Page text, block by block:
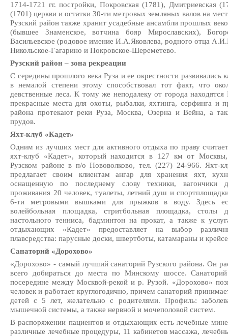
1714-1721 гг. постройки, Покровская (1781), Дмитриевская
(1701) церкви и остатки 30-ти метровых земляных валов на
Рузский район также хранит усадебные ансамбли прошлых
(бывшее Знаменское, вотчина бояр Мирославских),
Васильевское (родовое имение И.А.Яковлева, родного отца
Никольское-Гагарино и Покровское-Шереметево.
Рузский район – зона рекреации
С середины прошлого века Руза и ее окрестности развивались
в немалой степени этому способствовал тот факт, что
девственные леса. К тому же неподалеку от города
прекрасные места для охоты, рыбалки, яхтинга, серфинга и
района протекают реки Руза, Москва, Озерна и Вейна, а
прудов.
Яхт-клуб «Кадет»
Одним из лучших мест для активного отдыха по праву
яхт-клуб «Кадет», который находится в 127 км от
Рузском районе в п/о Нововолково, тел. (227) 24-966. Яхт-
предлагает своим клиентам ангар для хранения яхт,
оснащенную по последнему слову техники, вагончики
проживания 20 человек, туалеты, летний душ и
6-ти метровыми вышками для прыжков в воду. Здесь
волейбольная площадка, стритбольная площадка, столы
настольного тенниса, бадминтон на прокат, а также к
отдыхающих «Кадет» предоставляет на выбор
плавсредства: парусные доски, швертботы, катамараны и
Санаторий «Дорохово»
«Дорохово» - самый лучший санаторий Рузского района. Он
всего добираться до места по Минскому шоссе.
посередине между Москвой-рекой и р. Рузой. «Дорохово»
человек и работает круглогодично, причем санаторий
детей с 5 лет, желательно с родителями. Профиль:
мышечной системы, а также нервной и мочеполовой систем.
В распоряжении пациентов и отдыхающих есть лечебные
различные лечебные процедуры, 11 кабинетов массажа,